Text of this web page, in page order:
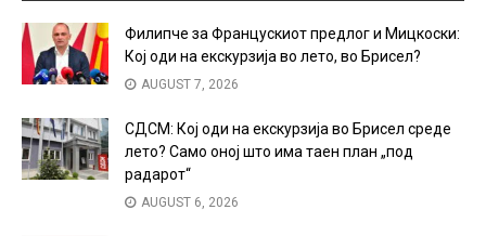
Филипче за Францускиот предлог и Мицкоски:
Кој оди на екскурзија во лето, во Брисел?
AUGUST 7, 2026
СДСМ: Кој оди на екскурзија во Брисел среде
лето? Само оној што има таен план „под
радарот“
AUGUST 6, 2026